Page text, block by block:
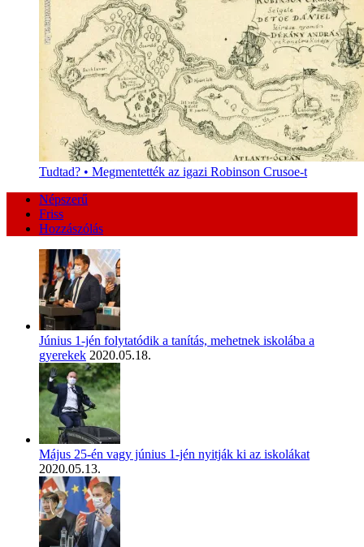
Tudtad? • Megmentették az igazi Robinson Crusoe-t
Népszerű
Friss
Hozzászólás
Június 1-jén folytatódik a tanítás, mehetnek iskolába a
gyerekek 2020.05.18.
Május 25-én vagy június 1-jén nyitják ki az iskolákat
2020.05.13.